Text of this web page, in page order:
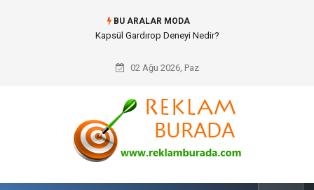
BU ARALAR MODA
Ataşehir Gitar Dersi Ve Modern Yaşamda Sanatla Gelen Dinginlik
02 Ağu 2026, Paz